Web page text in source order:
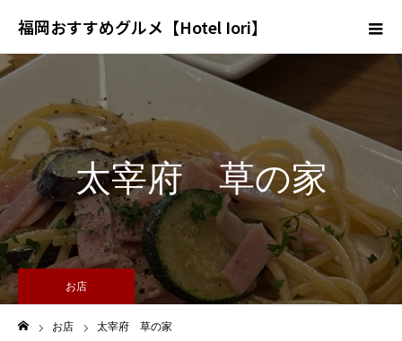
福岡おすすめグルメ【Hotel Iori】
太宰府 草の家
お店
お店 太宰府 草の家